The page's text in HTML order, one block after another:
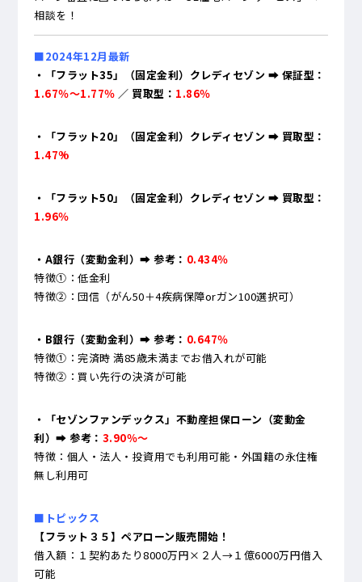
相談を！
■2024年12月最新
・「フラット35」（固定金利）クレディセゾン ➡ 保証型：
1.67％～1.77％ ／ 買取型： 1.86％
・「フラット20」（固定金利）クレディセゾン ➡ 買取型：
1.47%
・「フラット50」（固定金利）クレディセゾン ➡ 買取型：
1.96％
・A銀行（変動金利）➡ 参考： 0.434％
特徴①：低金利
特徴②：団信（がん50＋4疾病保障orガン100選択可）
・B銀行（変動金利）➡ 参考： 0.647％
特徴①：完済時 満85歳未満までお借入れが可能
特徴②：買い先行の決済が可能
・「セゾンファンデックス」不動産担保ローン（変動金
利）➡ 参考： 3.90％～
特徴：個人・法人・投資用でも利用可能・外国籍の永住権
無し利用可
■トピックス
【フラット３５】ペアローン販売開始！
借入額：１契約あたり8000万円×２人→１億6000万円借入
可能